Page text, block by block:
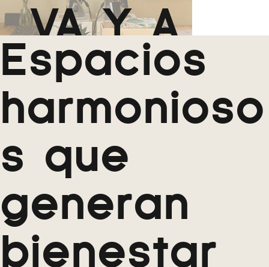
VA Y A
MEDIDA?
Espacios
harmonioso
s que
generan
bienestar